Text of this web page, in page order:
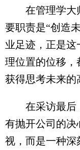
在管理学大师
要职责是“创造
业足迹，正是
理位置的位移，
获得思考未来的
在采访最后，
有抛开公司的决
视，而是一种深